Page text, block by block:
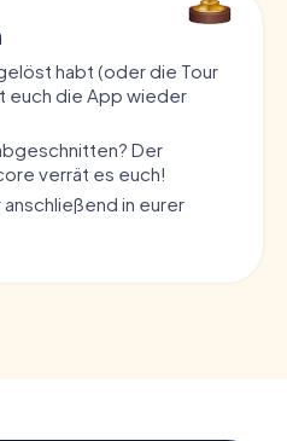
habt (oder die Tour
euch die App wieder
Der
verrät es euch!
in eurer